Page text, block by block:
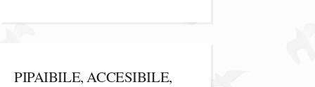
PIPAIBILE, ACCESIBILE,